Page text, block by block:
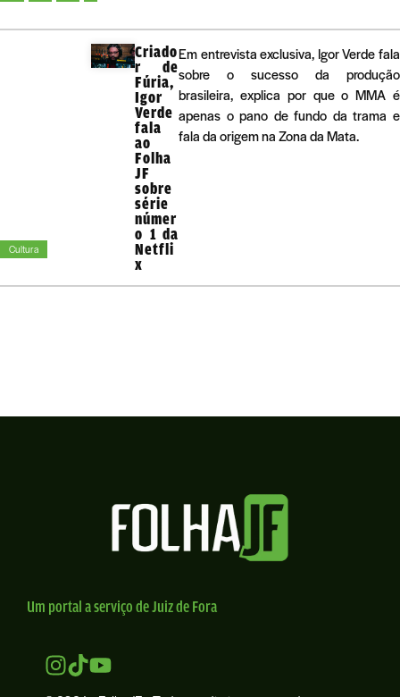
Cultura
Criado
r de
Fúria,
Igor
Verde
fala
ao
Folha
JF
sobre
série
númer
o 1 da
Netfli
x
Em entrevista exclusiva, Igor Verde fala
sobre o sucesso da produção
brasileira, explica por que o MMA é
apenas o pano de fundo da trama e
fala da origem na Zona da Mata.
Um portal a serviço de Juiz de Fora